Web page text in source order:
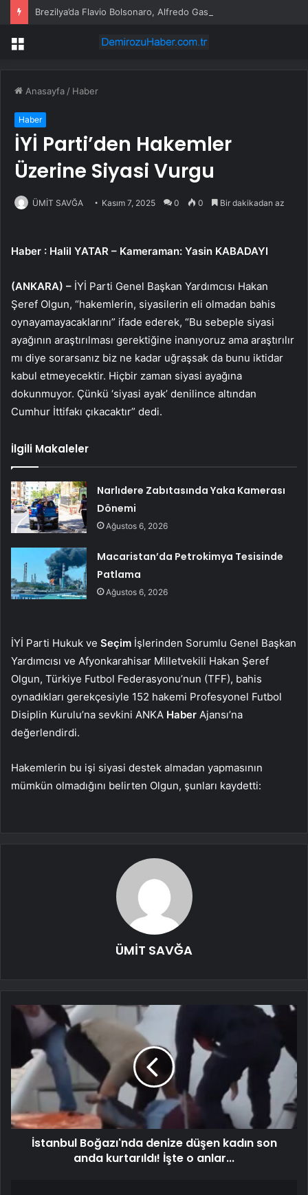
Menü
Anasayfa / Haber
Haber
İYİ Parti’den Hakemler
Üzerine Siyasi Vurgu
ÜMİT SAVĞA Kasım 7, 2025 0 0 Bir dakikadan az
Haber : Halil YATAR – Kameraman: Yasin KABADAYI
(ANKARA) – İYİ Parti Genel Başkan Yardımcısı Hakan
Şeref Olgun, “hakemlerin, siyasilerin eli olmadan bahis
oynayamayacaklarını” ifade ederek, “Bu sebeple siyasi
ayağının araştırılması gerektiğine inanıyoruz ama araştırılır
mı diye sorarsanız biz ne kadar uğraşsak da bunu iktidar
kabul etmeyecektir. Hiçbir zaman siyasi ayağına
dokunmuyor. Çünkü ‘siyasi ayak’ denilince altından
Cumhur İttifakı çıkacaktır” dedi.
İlgili Makaleler
Narlıdere Zabıtasında Yaka Kamerası
Dönemi
Ağustos 6, 2026
Macaristan’da Petrokimya Tesisinde
Patlama
Ağustos 6, 2026
İYİ Parti Hukuk ve Seçim İşlerinden Sorumlu Genel Başkan
Yardımcısı ve Afyonkarahisar Milletvekili Hakan Şeref
Olgun, Türkiye Futbol Federasyonu’nun (TFF), bahis
oynadıkları gerekçesiyle 152 hakemi Profesyonel Futbol
Disiplin Kurulu’na sevkini ANKA Haber Ajansı’na
değerlendirdi.
Hakemlerin bu işi siyasi destek almadan yapmasının
mümkün olmadığını belirten Olgun, şunları kaydetti:
ÜMİT SAVĞA
İstanbul Boğazı'nda denize düşen kadın son
anda kurtarıldı! İşte o anlar...